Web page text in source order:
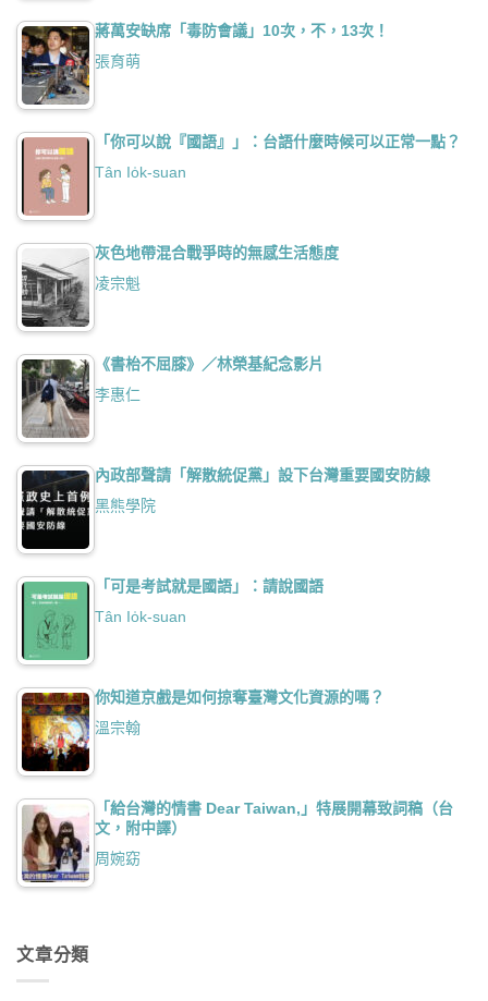
蔣萬安缺席「毒防會議」10次，不，13次！
張育萌
「你可以說『國語』」：台語什麼時候可以正常一點？
Tân Io̍k-suan
灰色地帶混合戰爭時的無感生活態度
凌宗魁
《書枱不屈膝》／林榮基紀念影片
李惠仁
內政部聲請「解散統促黨」設下台灣重要國安防線
黑熊學院
「可是考試就是國語」：請說國語
Tân Io̍k-suan
你知道京戲是如何掠奪臺灣文化資源的嗎？
溫宗翰
「給台灣的情書 Dear Taiwan,」特展開幕致詞稿（台
文，附中譯）
周婉窈
文章分類